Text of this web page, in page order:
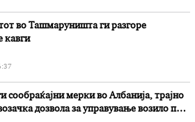
во Ташмаруништa ги разгоре
кавги
сообраќајни мерки во Aлбанија, трајно
дозвола за управување возило под